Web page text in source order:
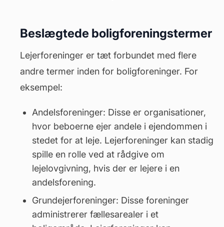
Beslægtede boligforeningstermer
Lejerforeninger er tæt forbundet med flere
andre termer inden for boligforeninger. For
eksempel:
Andelsforeninger: Disse er organisationer,
hvor beboerne ejer andele i ejendommen i
stedet for at leje. Lejerforeninger kan stadig
spille en rolle ved at rådgive om
lejelovgivning, hvis der er lejere i en
andelsforening.
Grundejerforeninger: Disse foreninger
administrerer fællesarealer i et